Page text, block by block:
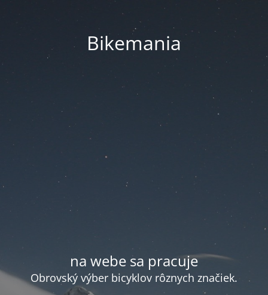
Bikemania
na webe sa pracuje
Obrovský výber bicyklov rôznych značiek.